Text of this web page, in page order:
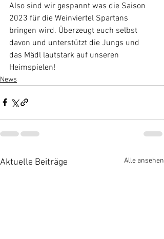
Also sind wir gespannt was die Saison
2023 für die Weinviertel Spartans
bringen wird. Überzeugt euch selbst
davon und unterstützt die Jungs und
das Mädl lautstark auf unseren
Heimspielen!
News
Aktuelle Beiträge Alle ansehen